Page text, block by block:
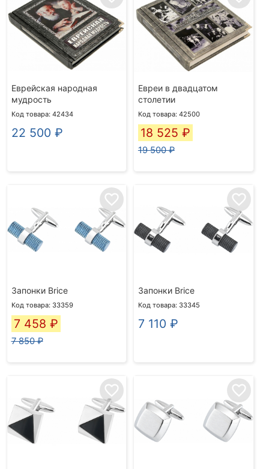
Еврейская народная
мудрость
Код товара: 42434
22 500 ₽
Евреи в двадцатом
столетии
Код товара: 42500
18 525 ₽
19 500 ₽
favorite_border
Запонки Brice
Код товара: 33359
7 458 ₽
7 850 ₽
favorite_border
Запонки Brice
Код товара: 33345
7 110 ₽
favorite_border favorite_border